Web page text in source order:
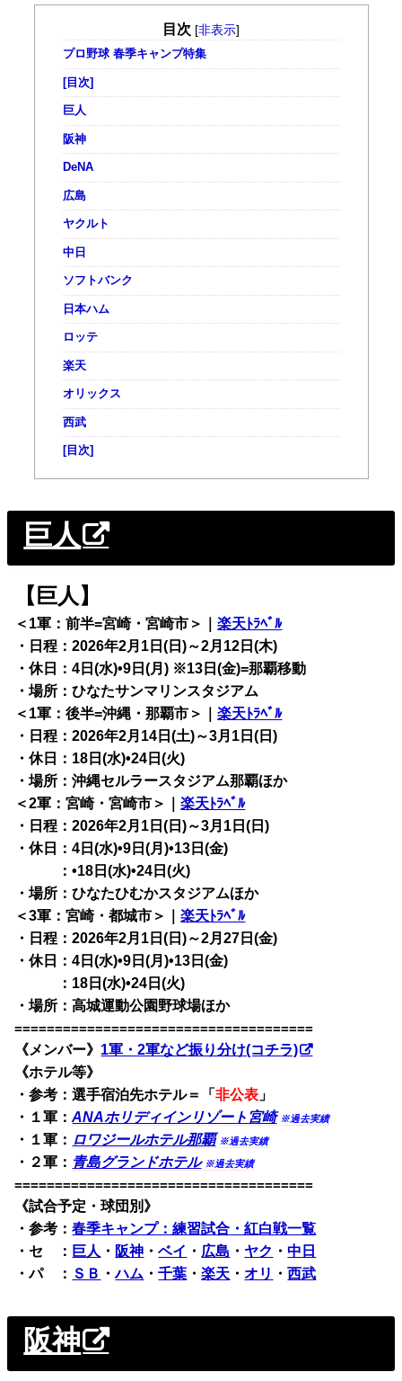
目次 [非表示]
プロ野球 春季キャンプ特集
[目次]
巨人
阪神
DeNA
広島
ヤクルト
中日
ソフトバンク
日本ハム
ロッテ
楽天
オリックス
西武
[目次]
巨人
【巨人】
＜1軍：前半=宮崎・宮崎市＞｜楽天ﾄﾗﾍﾞﾙ
・日程：2026年2月1日(日)～2月12日(木)
・休日：4日(水)•9日(月) ※13日(金)=那覇移動
・場所：ひなたサンマリンスタジアム
＜1軍：後半=沖縄・那覇市＞｜楽天ﾄﾗﾍﾞﾙ
・日程：2026年2月14日(土)～3月1日(日)
・休日：18日(水)•24日(火)
・場所：沖縄セルラースタジアム那覇ほか
＜2軍：宮崎・宮崎市＞｜楽天ﾄﾗﾍﾞﾙ
・日程：2026年2月1日(日)～3月1日(日)
・休日：4日(水)•9日(月)•13日(金)
：•18日(水)•24日(火)
・場所：ひなたひむかスタジアムほか
＜3軍：宮崎・都城市＞｜楽天ﾄﾗﾍﾞﾙ
・日程：2026年2月1日(日)～2月27日(金)
・休日：4日(水)•9日(月)•13日(金)
：18日(水)•24日(火)
・場所：高城運動公園野球場ほか
=====================================
《メンバー》 1軍・2軍など振り分け(コチラ)
《ホテル等》
・参考：選手宿泊先ホテル＝「非公表 」
・１軍：ANAホリディインリゾート宮崎 ※過去実績
・１軍： ロワジールホテル那覇 ※過去実績
・２軍： 青島グランドホテル ※過去実績
=====================================
《試合予定・球団別》
・参考：春季キャンプ：練習試合・紅白戦一覧
・セ ： 巨人 ・ 阪神 ・ベイ ・ 広島 ・ ヤク ・中日
・パ ： ＳＢ ・ハム ・千葉 ・楽天 ・オリ ・西武
阪神